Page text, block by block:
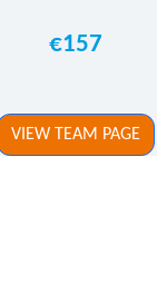
€157
VIEW TEAM PAGE